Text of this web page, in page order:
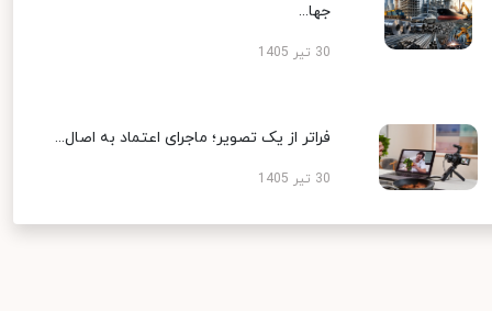
جها...
30 تیر 1405
فراتر از یک تصویر؛ ماجرای اعتماد به اصال...
30 تیر 1405